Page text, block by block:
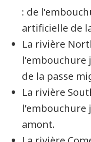
: de
artificielle de
La rivière
l’embouchure
de la passe
La rivière
amont.